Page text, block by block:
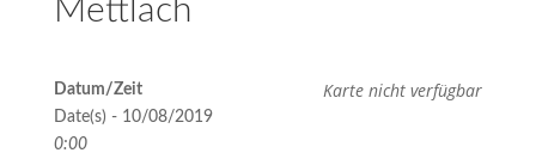
Mettlach
Karte nicht verfügbar
Datum/Zeit
Date(s) - 10/08/2019
0:00